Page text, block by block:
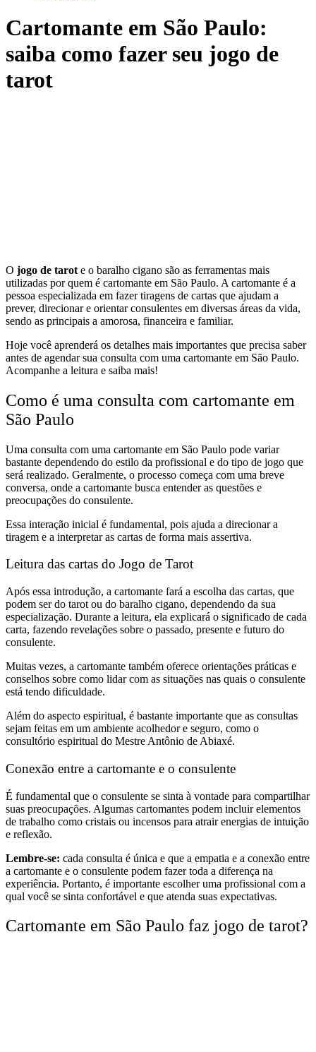
Cartomante em São Paulo:
saiba como fazer seu jogo de
tarot
O jogo de tarot e o baralho cigano são as ferramentas mais
utilizadas por quem é cartomante em São Paulo. A cartomante é a
pessoa especializada em fazer tiragens de cartas que ajudam a
prever, direcionar e orientar consulentes em diversas áreas da vida,
sendo as principais a amorosa, financeira e familiar.
Hoje você aprenderá os detalhes mais importantes que precisa saber
antes de agendar sua consulta com uma cartomante em São Paulo.
Acompanhe a leitura e saiba mais!
Como é uma consulta com cartomante em
São Paulo
Uma consulta com uma cartomante em São Paulo pode variar
bastante dependendo do estilo da profissional e do tipo de jogo que
será realizado. Geralmente, o processo começa com uma breve
conversa, onde a cartomante busca entender as questões e
preocupações do consulente.
Essa interação inicial é fundamental, pois ajuda a direcionar a
tiragem e a interpretar as cartas de forma mais assertiva.
Leitura das cartas do Jogo de Tarot
Após essa introdução, a cartomante fará a escolha das cartas, que
podem ser do tarot ou do baralho cigano, dependendo da sua
especialização. Durante a leitura, ela explicará o significado de cada
carta, fazendo revelações sobre o passado, presente e futuro do
consulente.
Muitas vezes, a cartomante também oferece orientações práticas e
conselhos sobre como lidar com as situações nas quais o consulente
está tendo dificuldade.
Além do aspecto espiritual, é bastante importante que as consultas
sejam feitas em um ambiente acolhedor e seguro, como o
consultório espiritual do Mestre Antônio de Abiaxé.
Conexão entre a cartomante e o consulente
É fundamental que o consulente se sinta à vontade para compartilhar
suas preocupações. Algumas cartomantes podem incluir elementos
de trabalho como cristais ou incensos para atrair energias de intuição
e reflexão.
Lembre-se: cada consulta é única e que a empatia e a conexão entre
a cartomante e o consulente podem fazer toda a diferença na
experiência. Portanto, é importante escolher uma profissional com a
qual você se sinta confortável e que atenda suas expectativas.
Cartomante em São Paulo faz jogo de tarot?